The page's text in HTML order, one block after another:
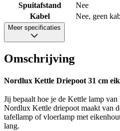
Spuitafstand
Nee
Kabel
Nee, geen
Meer specificaties
Omschrijving
Nordlux Kettle Driepoot 31 cm
Jij bepaalt hoe je de Kettle lamp
Nordlux Kettle driepoot maakt van
tafellamp of vloerlamp met
lang.